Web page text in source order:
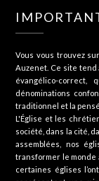
Vous vous trouvez
Auzenet. Ce site tend
évangélico-
dénominations
traditionnel et la
L'Église et les
société, dans la cité,
assemblées, nos
transformer le monde
certaines églises